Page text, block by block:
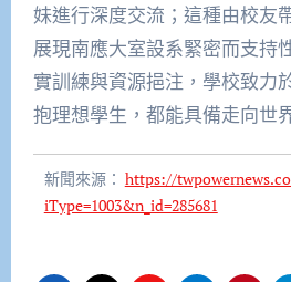
妹進行深度交流；這種由校友
展現南應大室設系緊密而支持
實訓練與資源挹注，學校致力
抱理想學生，都能具備走向世
新聞來源： https://
iType=1003&n_id=285681